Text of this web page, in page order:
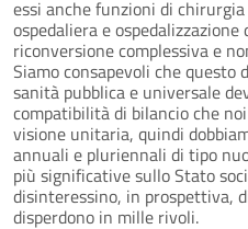
essi anche funzioni di
ospedaliera e
riconversione complessiva e
Siamo consapevoli che questo
sanità pubblica e universale
compatibilità di bilancio che
visione unitaria, quindi
annuali e pluriennali di tipo
più significative sullo Stato
disinteressino, in prospettiva,
disperdono in mille rivoli.